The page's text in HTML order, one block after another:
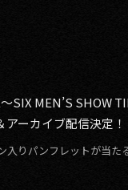
SIX MEN’S SHOW
ーカイブ配信決定！
入りパンフレットが当